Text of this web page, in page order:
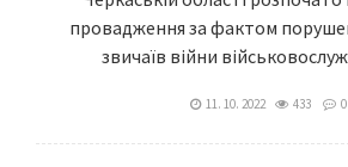
провадження за фактом
звичаїв війни
11. 10. 2022 433 0